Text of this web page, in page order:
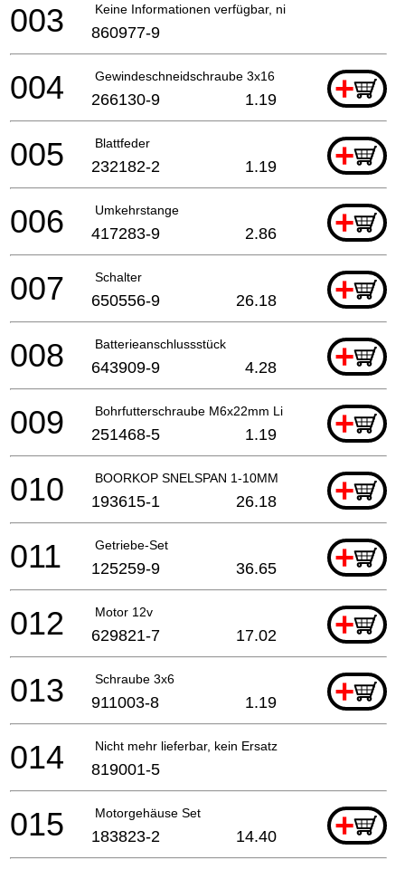
Keine Informationen verfügbar, nicht bestellbar
003 860977-9
Gewindeschneidschraube 3x16 +
004 266130-9 1.19
Blattfeder +
005 232182-2 1.19
Umkehrstange +
006 417283-9 2.86
Schalter +
007 650556-9 26.18
Batterieanschlussstück +
008 643909-9 4.28
Bohrfutterschraube M6x22mm Li +
009 251468-5 1.19
BOORKOP SNELSPAN 1-10MM +
010 193615-1 26.18
Getriebe-Set +
011 125259-9 36.65
Motor 12v +
012 629821-7 17.02
Schraube 3x6 +
013 911003-8 1.19
Nicht mehr lieferbar, kein Ersatz
014 819001-5
Motorgehäuse Set +
015 183823-2 14.40